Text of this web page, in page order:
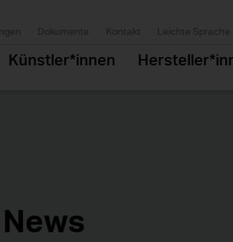
Dokumente Kontakt Leichte Sprache
Künstler*innen